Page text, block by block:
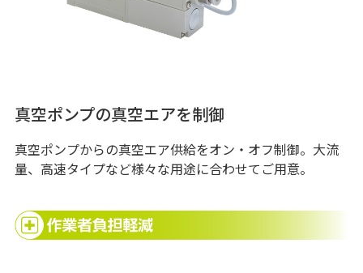
真空ポンプの真空エアを制御
真空ポンプからの真空エア供給をオン・オフ制御。大流
量、高速タイプなど様々な用途に合わせてご用意。